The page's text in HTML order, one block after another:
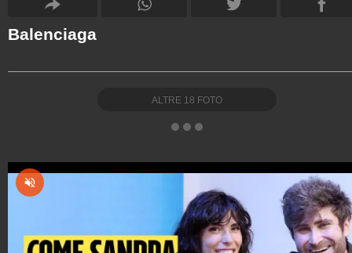
Balenciaga
ALTRE 18 FOTO